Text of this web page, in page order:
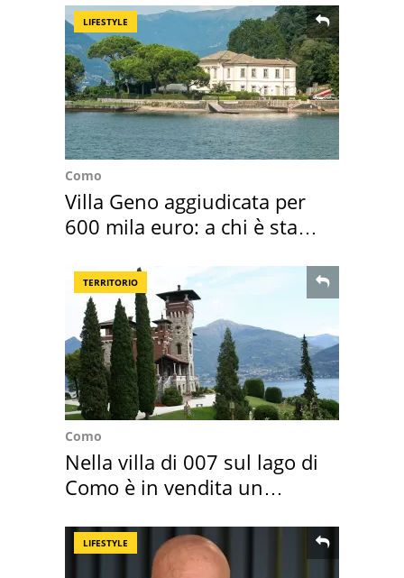
LIFESTYLE
Como
Villa Geno aggiudicata per
600 mila euro: a chi è stata
TERRITORIO
Como
Nella villa di 007 sul lago di
Como è in vendita un
LIFESTYLE